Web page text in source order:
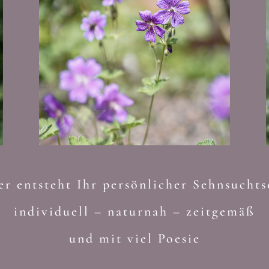
entsteht Ihr persönlicher
individuell – naturnah – zeitgemäß
und mit viel Poesie